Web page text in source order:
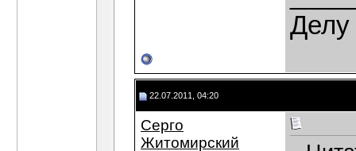
Делу
22.07.2011, 04:20
Серго
Житомирский